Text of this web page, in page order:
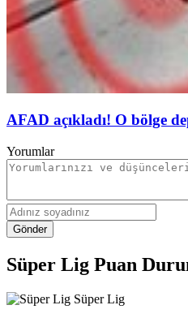
AFAD açıkladı! O bölge
Yorumlar
Gönder
Süper Lig Puan
Süper Lig